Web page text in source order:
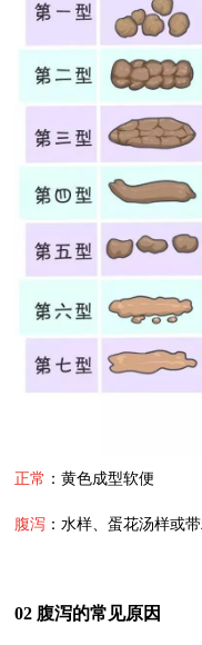
正常 ：黄色成型软便
腹泻 ：水样、蛋花汤样或
02 腹泻的常见原因